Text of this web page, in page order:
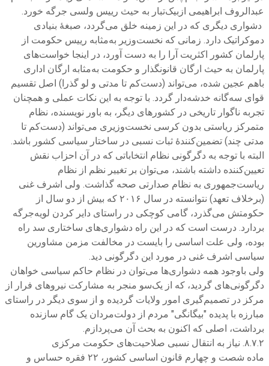
عبدالروف ابراهیمی ازبیک‌تبار به حیث رییس ولسی جرگه خورد.
دشواری دیگری که در این زمینه خلق می‌گردد، صبغۀ بنیادی
دموکراتیک دارد. زمانی که نخست‌وزیر به‌مثابه رییس حکومت از
پارلمان کشور اکثریت آرا را به دست آورد، در اینجا خواست‌های
پارلمان به حیث ارگان قانونگذار و حکومت به‌مثابه ارگان اداری
باهم عجین شده، می‌تواند (دست‌کم تا مدتی و لو گذرا)‌ اصل تقسیم
قوای سه‌گانه خدشه‌دار گردد. با توجه به این نکات عملی و همچنان
تجربه ناگوار تاریخی در کشورهای دیگر، به باور نویسنده، نظام
متمرکز ریاستی بدون کرسی نخست‌وزیری می‌تواند (دست‌کم تا
مدتی چند) تضمین‌کنندۀ ثبات نسبی در ساختار سیاسی کشور باشد.
البته با توجه به دگرگونی نظام انتخاباتی که در آن احزاب نقش
تعیین‌کننده داشته باشند، می‌توان بر تغییر نظم از نظام
ریاست‌جمهوری به نظام صدارتی صحه گذاشت. ولی اشرف غنی
(برخلاف تعهد)‌ نتوانسته در سال ۲۰۱۶ که بیش از دو سال از
حکومتش می‌گذرد، گامی کوچکی در راستای دایر کردن لویه‌جرگه
بردارد. درست است که در این راه دشواری‌های ساختاری سد راه
بوده، ولی علت اساسی را بایست در مخالفت مزمن مشاورین
سیاسی اشرف غنی در مورد این دگرگونی دید.
ولی باوجود همه دشواری‌ها می‌توان در نظام حاکم سیاسی خواهان
دگرگونی‌های گردید، که از یک‌سو منجر به مشارکت نیروهای فرار از
مرکز در تصمیم‌گیری امور ولایات گردیده و از سوی دیگر در راستای
مبارزه با پدیده "بیگانگی" مردم از دولت‌مردان یک گام سازنده
برداشت، اصلی که اکنون به بحث آن می‌پردازم.
۸.۷.۲. نیاز به انتقال نسبی صلاحیت‌های حکومت مرکزی
ماده شصت و چهارم قانون اساسی کشور، ۲۲ فقره حساس و